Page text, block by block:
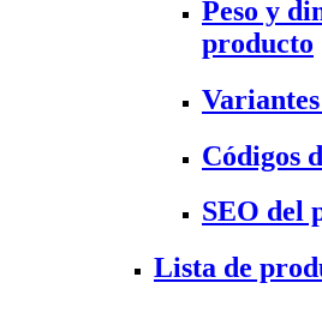
Peso y
producto
Códigos
SEO del
Lista de